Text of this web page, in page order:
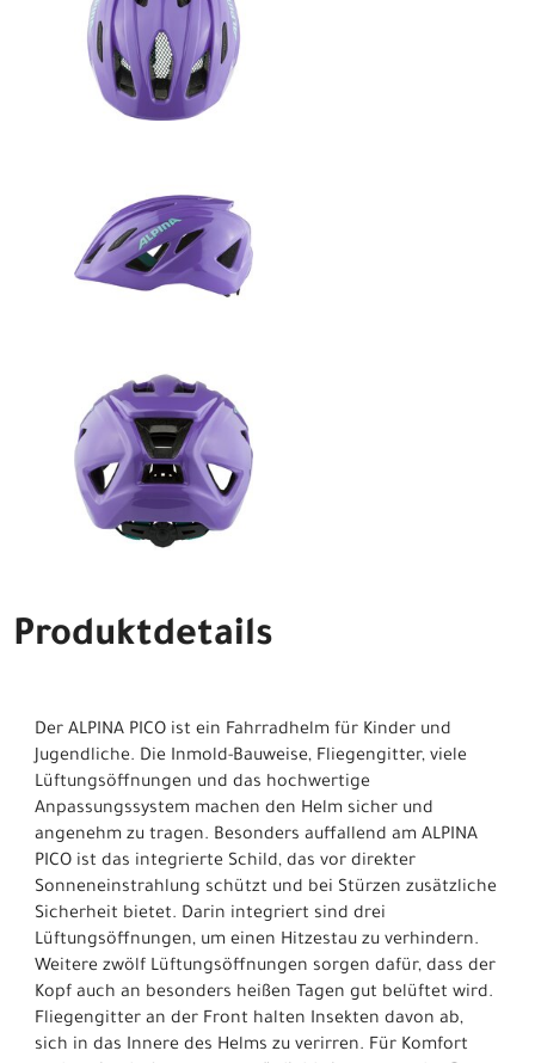
Produktdetails
Der ALPINA PICO ist ein Fahrradhelm für Kinder und
Jugendliche. Die Inmold-Bauweise, Fliegengitter, viele
Lüftungsöffnungen und das hochwertige
Anpassungssystem machen den Helm sicher und
angenehm zu tragen. Besonders auffallend am ALPINA
PICO ist das integrierte Schild, das vor direkter
Sonneneinstrahlung schützt und bei Stürzen zusätzliche
Sicherheit bietet. Darin integriert sind drei
Lüftungsöffnungen, um einen Hitzestau zu verhindern.
Weitere zwölf Lüftungsöffnungen sorgen dafür, dass der
Kopf auch an besonders heißen Tagen gut belüftet wird.
Fliegengitter an der Front halten Insekten davon ab,
sich in das Innere des Helms zu verirren. Für Komfort